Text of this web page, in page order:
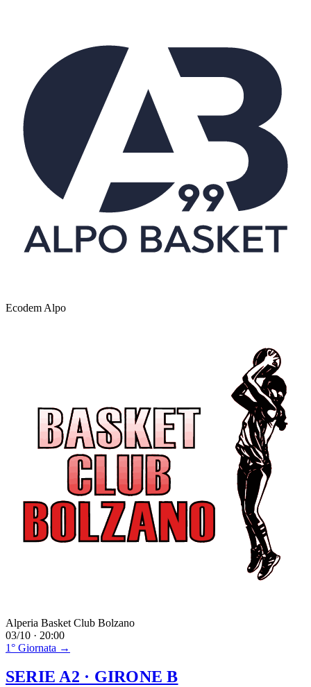
Ecodem Alpo
Alperia Basket Club Bolzano
03/10 · 20:00
1° Giornata →
SERIE A2 · GIRONE B